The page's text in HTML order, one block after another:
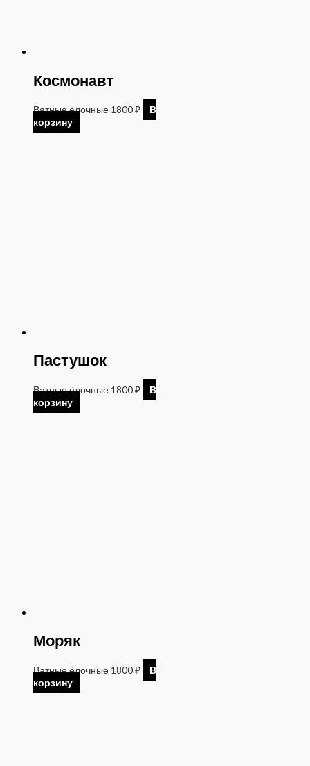
Космонавт
Ватные ёлочные 1800₽
В
корзину
Пастушок
Ватные ёлочные 1800₽
В
корзину
Моряк
Ватные ёлочные 1800₽
В
корзину